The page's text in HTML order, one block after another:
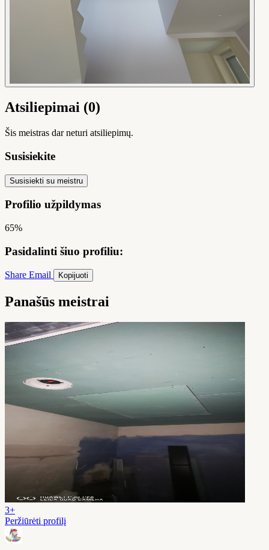
Atsiliepimai (0)
Šis meistras dar neturi atsiliepimų.
Susisiekite
Susisiekti su meistru
Profilio užpildymas
65%
Pasidalinti šiuo profiliu:
Share Email Kopijuoti
Panašūs meistrai
3+
Peržiūrėti profilį